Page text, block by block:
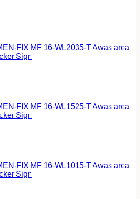
FIX MF 16-WL2035-T Awas area
Sign
FIX MF 16-WL1525-T Awas area
Sign
FIX MF 16-WL1015-T Awas area
Sign